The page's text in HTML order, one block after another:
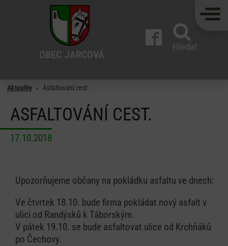
OBEC JARCOVÁ
Hledat
Aktuality » Asfaltování cest.
ASFALTOVÁNÍ CEST.
17.10.2018
Upozorňujeme občany na pokládku asfaltu ve dnech:
Ve čtvrtek 18.10. bude firma pokládat nový asfalt v
ulici od Randýsků k Táborským.
V pátek 19.10. se bude asfaltovat ulice od Krchňáků
po Čechovy.